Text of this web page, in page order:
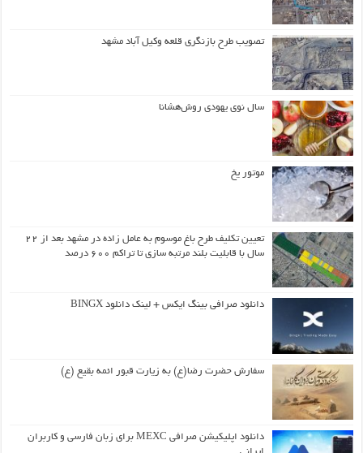
تصویب طرح بازنگری قلعه وکیل آباد مشهد
سال نوی یهودی روش‌هشانا
موتور یخ
تعیین تکلیف طرح باغ موسوم به عامل زاده در مشهد بعد از ۲۲
سال با قابلیت بلند مرتبه سازی تا تراکم ۶۰۰ درصد
دانلود صرافی بینگ ایکس + لینک دانلود BINGX
سفارش حضرت رضا(ع) به زیارت قبور ائمه بقیع (ع)
دانلود اپلیکیشن صرافی MEXC برای زبان فارسی و کاربران